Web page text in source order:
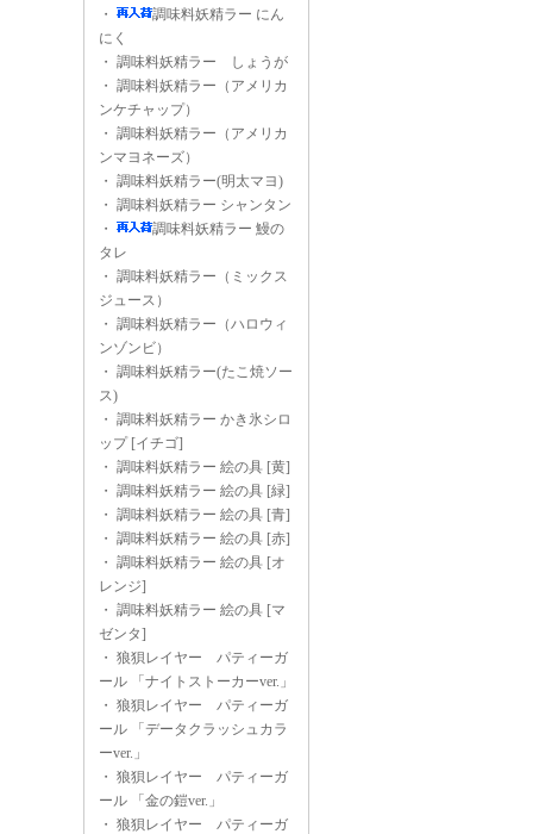
・
調味料妖精ラー にん
にく
・ 調味料妖精ラー しょうが
・ 調味料妖精ラー（アメリカ
ンケチャップ）
・ 調味料妖精ラー（アメリカ
ンマヨネーズ）
・ 調味料妖精ラー(明太マヨ)
・ 調味料妖精ラー シャンタン
・
調味料妖精ラー 鰻の
タレ
・ 調味料妖精ラー（ミックス
ジュース）
・ 調味料妖精ラー（ハロウィ
ンゾンビ）
・ 調味料妖精ラー(たこ焼ソー
ス)
・ 調味料妖精ラー かき氷シロ
ップ [イチゴ]
・ 調味料妖精ラー 絵の具 [黄]
・ 調味料妖精ラー 絵の具 [緑]
・ 調味料妖精ラー 絵の具 [青]
・ 調味料妖精ラー 絵の具 [赤]
・ 調味料妖精ラー 絵の具 [オ
レンジ]
・ 調味料妖精ラー 絵の具 [マ
ゼンタ]
・ 狼狽レイヤー パティーガ
ール 「ナイトストーカーver.」
・ 狼狽レイヤー パティーガ
ール 「データクラッシュカラ
ーver.」
・ 狼狽レイヤー パティーガ
ール 「金の鎧ver.」
・ 狼狽レイヤー パティーガ